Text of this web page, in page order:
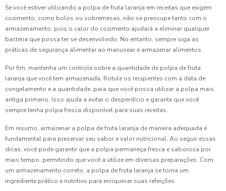
Se você estiver utilizando a polpa de fruta laranja em receitas que exigem
cozimento, como bolos ou sobremesas, não se preocupe tanto com o
armazenamento, pois o calor do cozimento ajudará a eliminar qualquer
bactéria que possa ter se desenvolvido. No entanto, sempre siga as
práticas de segurança alimentar ao manusear e armazenar alimentos.
Por fim, mantenha um controle sobre a quantidade de polpa de fruta
laranja que você tem armazenada. Rotule os recipientes com a data de
congelamento e a quantidade, para que você possa utilizar a polpa mais
antiga primeiro. Isso ajuda a evitar o desperdício e garante que você
sempre tenha polpa fresca disponível para suas receitas.
Em resumo, armazenar a polpa de fruta laranja de maneira adequada é
fundamental para preservar seu sabor e valor nutricional. Ao seguir essas
dicas, você pode garantir que a polpa permaneça fresca e saborosa por
mais tempo, permitindo que você a utilize em diversas preparações. Com
um armazenamento correto, a polpa de fruta laranja se torna um
ingrediente prático e nutritivo para enriquecer suas refeições.